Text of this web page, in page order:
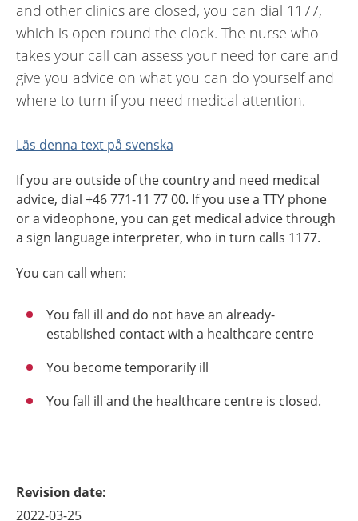
and other clinics are closed, you can dial 1177,
which is open round the clock. The nurse who
takes your call can assess your need for care and
give you advice on what you can do yourself and
where to turn if you need medical attention.
Läs denna text på svenska
If you are outside of the country and need medical
advice, dial +46 771-11 77 00. If you use a TTY phone
or a videophone, you can get medical advice through
a sign language interpreter, who in turn calls 1177.
You can call when:
You fall ill and do not have an already-
established contact with a healthcare centre
You become temporarily ill
You fall ill and the healthcare centre is closed.
Revision date:
2022-03-25